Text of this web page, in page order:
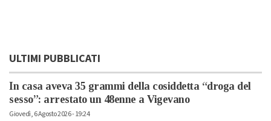
ULTIMI PUBBLICATI
In casa aveva 35 grammi della cosiddetta “droga del
sesso”: arrestato un 48enne a Vigevano
Giovedì, 6 Agosto 2026 - 19:24